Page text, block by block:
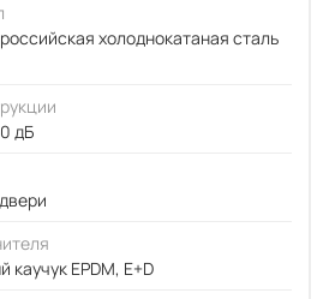
холоднокатаная сталь
дБ
EPDM, E+D